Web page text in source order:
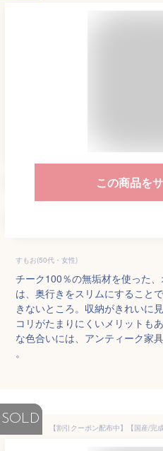
この商品を
すもお(50代・女性)
チーク100％の無垢材を使った
は、奥行きをスリムにすること
きないところ。収納がきれいに
コリがたまりにくいメリットも
な色合いには、アンティーク家
。
SOLD